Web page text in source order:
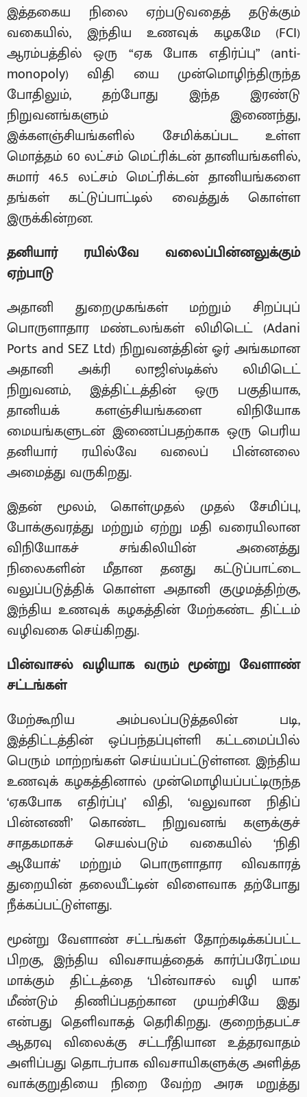
இத்தகைய நிலை ஏற்படுவதைத் தடுக்கும்
வகையில், இந்திய உணவுக் கழகமே (FCI)
ஆரம்பத்தில் ஒரு “ஏக போக எதிர்ப்பு” (anti-
monopoly) விதி யை முன்மொழிந்திருந்த
போதிலும், தற்போது இந்த இரண்டு
நிறுவனங்களும் இணைந்து,
இக்களஞ்சியங்களில் சேமிக்கப்பட உள்ள
மொத்தம் 60 லட்சம் மெட்ரிக்டன் தானியங்களில்,
சுமார் 46.5 லட்சம் மெட்ரிக்டன் தானியங்களை
தங்கள் கட்டுப்பாட்டில் வைத்துக் கொள்ள
இருக்கின்றன.
தனியார் ரயில்வே வலைப்பின்னலுக்கும்
ஏற்பாடு
அதானி துறைமுகங்கள் மற்றும் சிறப்புப்
பொருளாதார மண்டலங்கள் லிமிடெட் (Adani
Ports and SEZ Ltd) நிறுவனத்தின் ஓர் அங்கமான
அதானி அக்ரி லாஜிஸ்டிக்ஸ் லிமிடெட்
நிறுவனம், இத்திட்டத்தின் ஒரு பகுதியாக,
தானியக் களஞ்சியங்களை விநியோக
மையங்களுடன் இணைப்பதற்காக ஒரு பெரிய
தனியார் ரயில்வே வலைப் பின்னலை
அமைத்து வருகிறது.
இதன் மூலம், கொள்முதல் முதல் சேமிப்பு,
போக்குவரத்து மற்றும் ஏற்று மதி வரையிலான
விநியோகச் சங்கிலியின் அனைத்து
நிலைகளின் மீதான தனது கட்டுப்பாட்டை
வலுப்படுத்திக் கொள்ள அதானி குழுமத்திற்கு,
இந்திய உணவுக் கழகத்தின் மேற்கண்ட திட்டம்
வழிவகை செய்கிறது.
பின்வாசல் வழியாக வரும் மூன்று வேளாண்
சட்டங்கள்
மேற்கூறிய அம்பலப்படுத்தலின் படி,
இத்திட்டத்தின் ஒப்பந்தப்புள்ளி கட்டமைப்பில்
பெரும் மாற்றங்கள் செய்யப்பட்டுள்ளன. இந்திய
உணவுக் கழகத்தினால் முன்மொழியப்பட்டிருந்த
‘ஏகபோக எதிர்ப்பு’ விதி, ‘வலுவான நிதிப்
பின்னணி’ கொண்ட நிறுவனங் களுக்குச்
சாதகமாகச் செயல்படும் வகையில் ‘நிதி
ஆயோக்’ மற்றும் பொருளாதார விவகாரத்
துறையின் தலையீட்டின் விளைவாக தற்போது
நீக்கப்பட்டுள்ளது.
மூன்று வேளாண் சட்டங்கள் தோற்கடிக்கப்பட்ட
பிறகு, இந்திய விவசாயத்தைக் கார்ப்பரேட்மய
மாக்கும் திட்டத்தை ‘பின்வாசல் வழி யாக’
மீண்டும் திணிப்பதற்கான முயற்சியே இது
என்பது தெளிவாகத் தெரிகிறது. குறைந்தபட்ச
ஆதரவு விலைக்கு சட்டரீதியான உத்தரவாதம்
அளிப்பது தொடர்பாக விவசாயிகளுக்கு அளித்த
வாக்குறுதியை நிறை வேற்ற அரசு மறுத்து